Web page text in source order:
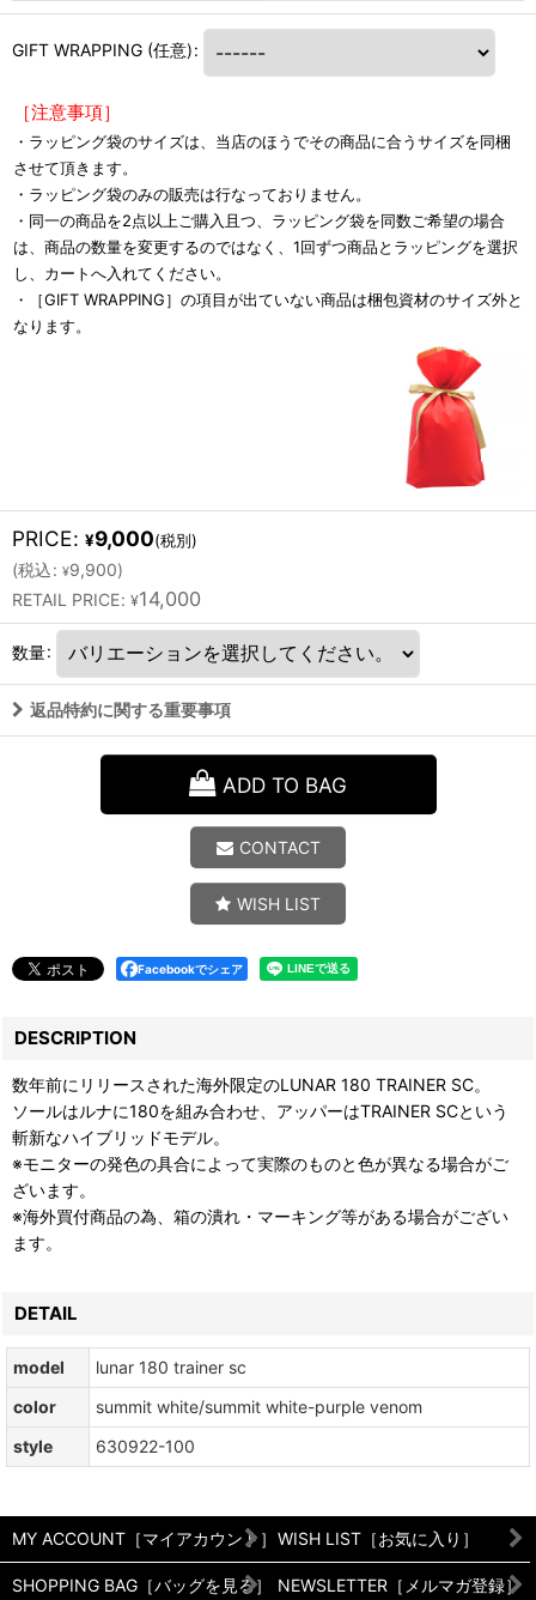
GIFT WRAPPING (任意):
［注意事項］
・ラッピング袋のサイズは、当店のほうでその商品に合うサイズを同梱
させて頂きます。
・ラッピング袋のみの販売は行なっておりません。
・同一の商品を2点以上ご購入且つ、ラッピング袋を同数ご希望の場合
は、商品の数量を変更するのではなく、1回ずつ商品とラッピングを選択
し、カートへ入れてください。
・［GIFT WRAPPING］の項目が出ていない商品は梱包資材のサイズ外と
なります。
PRICE: ¥9,000(税別)
(税込: ¥9,900)
RETAIL PRICE: ¥14,000
数量:
返品特約に関する重要事項
ADD TO BAG
CONTACT
WISH LIST
Facebookでシェア
DESCRIPTION
数年前にリリースされた海外限定のLUNAR 180 TRAINER SC。
ソールはルナに180を組み合わせ、アッパーはTRAINER SCという
斬新なハイブリッドモデル。
※モニターの発色の具合によって実際のものと色が異なる場合がご
ざいます。
※海外買付商品の為、箱の潰れ・マーキング等がある場合がござい
ます。
DETAIL
model
lunar 180 trainer sc
color
summit white/summit white-purple venom
style
630922-100
MY ACCOUNT［マイアカウント］ WISH LIST［お気に入り］
SHOPPING BAG［バッグを見る］ NEWSLETTER［メルマガ登録］